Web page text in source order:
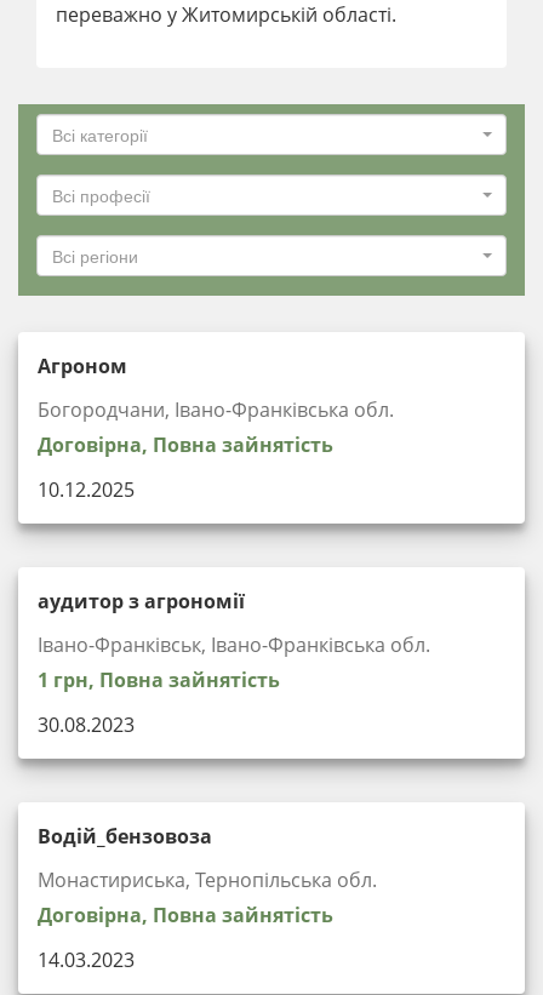
переважно у Житомирській області.
Всі категорії
Всі професії
Всі регіони
Агроном
Богородчани, Івано-Франківська обл.
Договірна, Повна зайнятість
10.12.2025
аудитор з агрономії
Івано-Франківськ, Івано-Франківська обл.
1 грн, Повна зайнятість
30.08.2023
Водій_бензовоза
Монастириська, Тернопільська обл.
Договірна, Повна зайнятість
14.03.2023